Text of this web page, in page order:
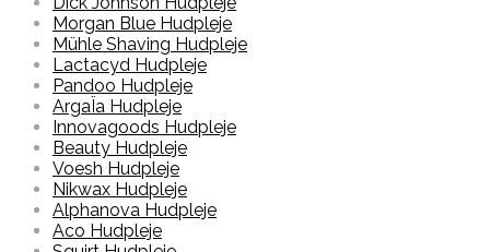
Morgan Blue Hudpleje
Mühle Shaving Hudpleje
Lactacyd Hudpleje
Pandoo Hudpleje
ArgaÏa Hudpleje
Innovagoods Hudpleje
Beauty Hudpleje
Voesh Hudpleje
Nikwax Hudpleje
Alphanova Hudpleje
Aco Hudpleje